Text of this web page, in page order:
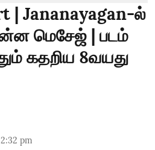
| Jananayagan-ல்
மெசேஜ் | படம்
கதறிய 8வயது
pm